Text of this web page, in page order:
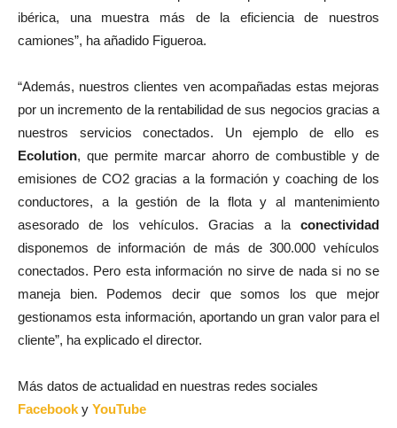
ibérica, una muestra más de la eficiencia de nuestros
camiones”, ha añadido Figueroa.
“Además, nuestros clientes ven acompañadas estas mejoras
por un incremento de la rentabilidad de sus negocios gracias a
nuestros servicios conectados. Un ejemplo de ello es
Ecolution, que permite marcar ahorro de combustible y de
emisiones de CO2 gracias a la formación y coaching de los
conductores, a la gestión de la flota y al mantenimiento
asesorado de los vehículos. Gracias a la conectividad
disponemos de información de más de 300.000 vehículos
conectados. Pero esta información no sirve de nada si no se
maneja bien. Podemos decir que somos los que mejor
gestionamos esta información, aportando un gran valor para el
cliente”, ha explicado el director.
Más datos de actualidad en nuestras redes sociales
Facebooky YouTube